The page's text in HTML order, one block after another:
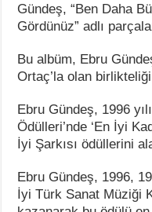
Gündeş, “Ben Daha
Gördünüz” adlı
Bu albüm, Ebru
Ortaç’la olan
Ebru Gündeş, 1996
Ödülleri’nde ‘En İyi
İyi Şarkısı ödüllerini
Ebru Gündeş, 1996,
İyi Türk Sanat Müziği